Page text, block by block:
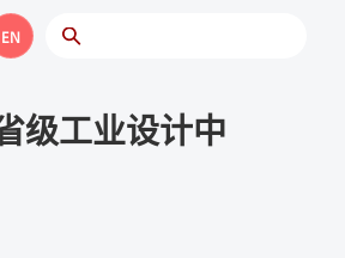
EN
级工业设计中